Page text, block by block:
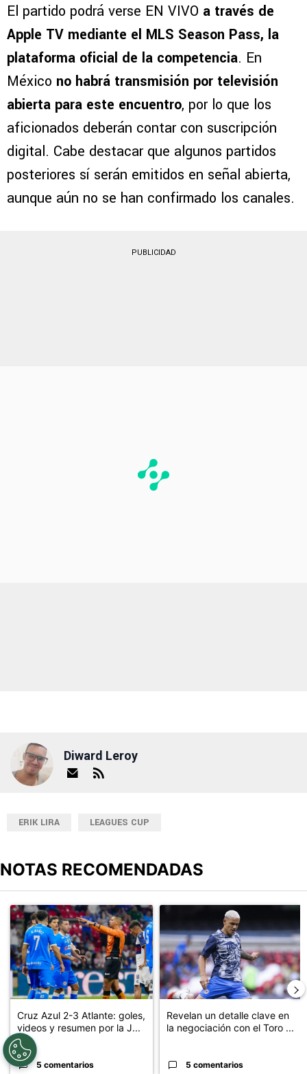
El partido podrá verse EN VIVO a través de
Apple TV mediante el MLS Season Pass, la
plataforma oficial de la competencia. En
México no habrá transmisión por televisión
abierta para este encuentro, por lo que los
aficionados deberán contar con suscripción
digital. Cabe destacar que algunos partidos
posteriores sí serán emitidos en señal abierta,
aunque aún no se han confirmado los canales.
PUBLICIDAD
Diward Leroy
ERIK LIRA LEAGUES CUP
NOTAS RECOMENDADAS
Un artículo de tendencia con el título "Cruz Azul 2-3 Atlante:
Cruz Azul 2-3 Atlante: goles,
videos y resumen por la J...
5 comentarios
Un artículo de tendencia con
Revelan un detalle clave en
la negociación con el Toro ...
5 comentarios